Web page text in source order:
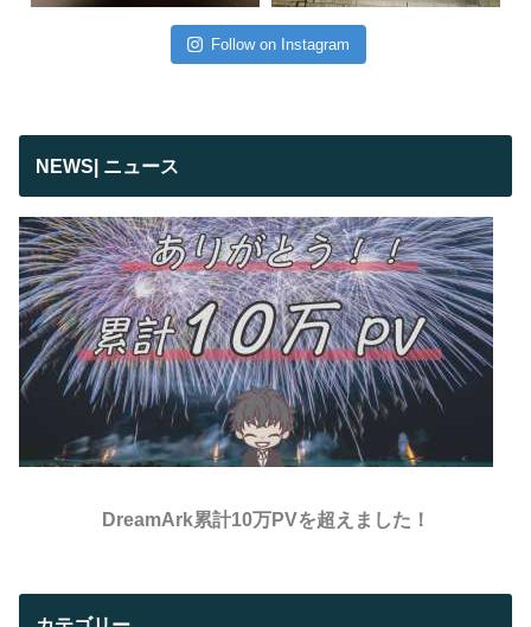
Follow on Instagram
NEWS| ニュース
DreamArk累計10万PVを超えました！